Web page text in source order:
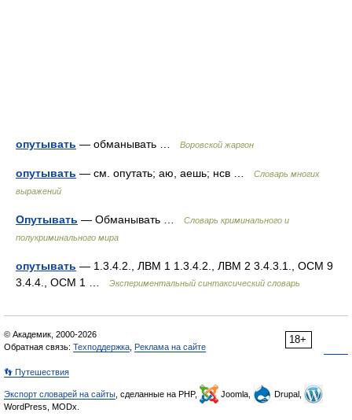
опутывать — обманывать … Воровской жаргон
опутывать — см. опутать; аю, аешь; нсв …
Словарь многих
выражений
Опутывать — Обманывать …
Словарь криминального и
полукриминального мира
опутывать — 1.3.4.2., ЛВМ 1 1.3.4.2., ЛВМ 2 3.4.3.1., ОСМ 9
3.4.4., ОСМ 1 …
Экспериментальный синтаксический словарь
18+
© Академик, 2000-2026
Обратная связь: Техподдержка Реклама на сайте
👣 Путешествия
Экспорт словарей на сайты , сделанные на PHP, Joomla,
Drupal,
WordPress, MODx.